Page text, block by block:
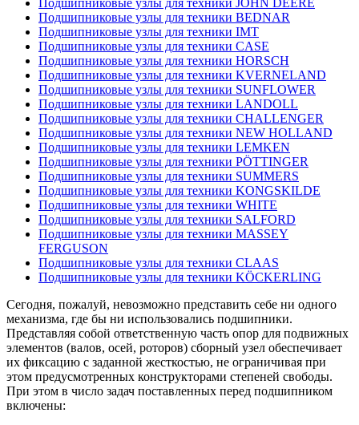
Подшипниковые узлы для техники JOHN DEERE
Подшипниковые узлы для техники BEDNAR
Подшипниковые узлы для техники IMT
Подшипниковые узлы для техники CASE
Подшипниковые узлы для техники HORSCH
Подшипниковые узлы для техники KVERNELAND
Подшипниковые узлы для техники SUNFLOWER
Подшипниковые узлы для техники LANDOLL
Подшипниковые узлы для техники CHALLENGER
Подшипниковые узлы для техники NEW HOLLAND
Подшипниковые узлы для техники LEMKEN
Подшипниковые узлы для техники PÖTTINGER
Подшипниковые узлы для техники SUMMERS
Подшипниковые узлы для техники KONGSKILDE
Подшипниковые узлы для техники WHITE
Подшипниковые узлы для техники SALFORD
Подшипниковые узлы для техники MASSEY
FERGUSON
Подшипниковые узлы для техники CLAAS
Подшипниковые узлы для техники KÖCKERLING
Сегодня, пожалуй, невозможно представить себе ни одного
механизма, где бы ни использовались подшипники.
Представляя собой ответственную часть опор для подвижных
элементов (валов, осей, роторов) сборный узел обеспечивает
их фиксацию с заданной жесткостью, не ограничивая при
этом предусмотренных конструкторами степеней свободы.
При этом в число задач поставленных перед подшипником
включены: